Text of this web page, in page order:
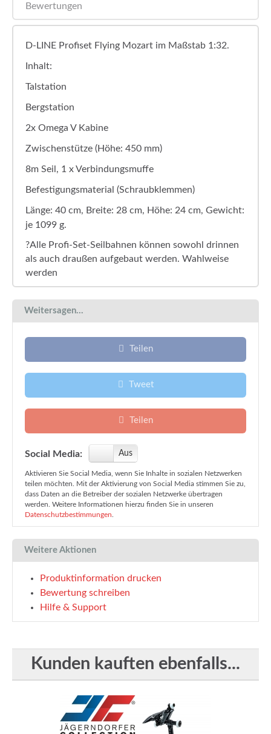
Bewertungen
D-LINE Profiset Flying Mozart im Maßstab 1:32.
Inhalt:
Talstation
Bergstation
2x Omega V Kabine
Zwischenstütze (Höhe: 450 mm)
8m Seil, 1 x Verbindungsmuffe
Befestigungsmaterial (Schraubklemmen)
Länge: 40 cm, Breite: 28 cm, Höhe: 24 cm, Gewicht:
je 1099 g.
?Alle Profi-Set-Seilbahnen können sowohl drinnen
als auch draußen aufgebaut werden. Wahlweise
werden
Weitersagen...
Teilen
Tweet
Teilen
Social Media:
An Aus
Aktivieren Sie Social Media, wenn Sie Inhalte in sozialen Netzwerken
teilen möchten. Mit der Aktivierung von Social Media stimmen Sie zu,
dass Daten an die Betreiber der sozialen Netzwerke übertragen
werden. Weitere Informationen hierzu finden Sie in unseren
Datenschutzbestimmungen
Weitere Aktionen
Produktinformation drucken
Bewertung schreiben
Hilfe & Support
Kunden kauften ebenfalls...